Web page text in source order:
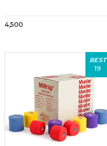
4,500
BEST
19